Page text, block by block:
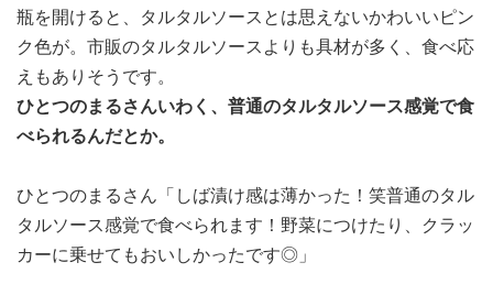
瓶を開けると、タルタルソースとは思えないかわいいピン
ク色が。市販のタルタルソースよりも具材が多く、食べ応
えもありそうです。
ひとつのまるさんいわく、普通のタルタルソース感覚で食
べられるんだとか。
ひとつのまるさん「しば漬け感は薄かった！笑普通のタル
タルソース感覚で食べられます！野菜につけたり、クラッ
カーに乗せてもおいしかったです◎」